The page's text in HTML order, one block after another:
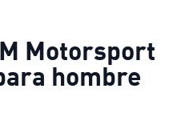
Motorsport
hombre